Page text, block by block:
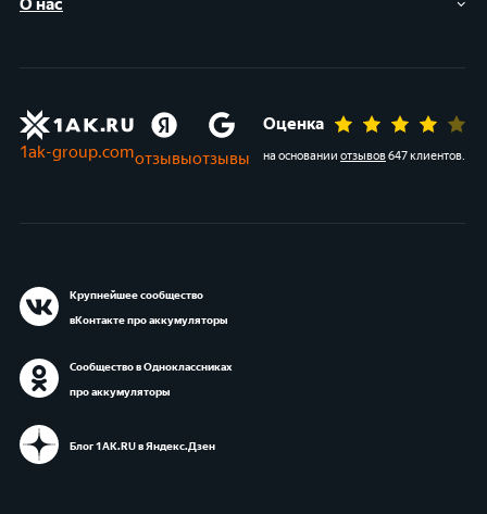
О нас
1ak-group.comотзывыотзывы
Оценка
на основании отзывов647 клиентов.
Крупнейшее сообщество
вКонтакте про аккумуляторы
Сообщество в Одноклассниках
про аккумуляторы
Блог 1АК.RU в Яндекс.Дзен